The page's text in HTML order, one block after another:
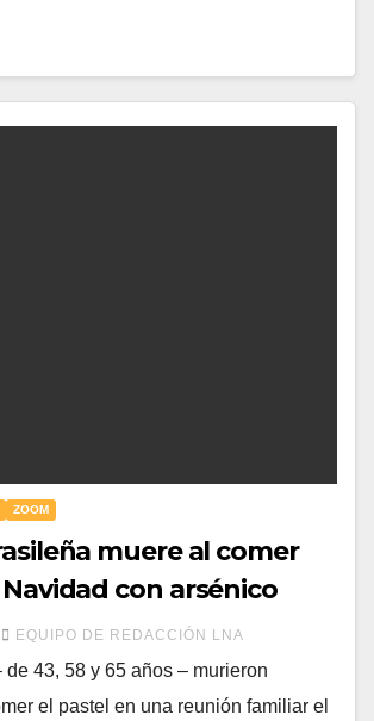
ZOOM
muere al comer
con arsénico
EQUIPO DE REDACCIÓN LNA
de 43, 58 y 65 años – murieron
el pastel en una reunión familiar el